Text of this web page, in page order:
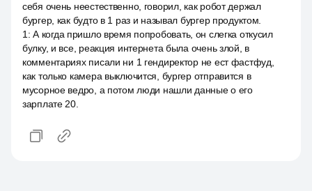
себя очень неестественно, говорил, как робот держал
бургер, как будто в 1 раз и называл бургер продуктом.
1 :А когда пришло время попробовать, он слегка откусил
булку, и все, реакция интернета была очень злой, в
комментариях писали ни 1 гендиректор не ест фастфуд,
как только камера выключится, бургер отправится в
мусорное ведро, а потом люди нашли данные о его
зарплате 20.